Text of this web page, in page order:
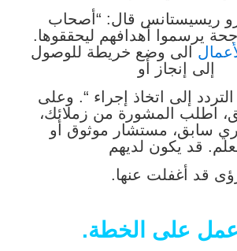
ريسيستانس قال: “أصحاب
يرسموا أهدافهم ليحققوها.
الى وضع خريطة للوصول
إلى إنجاز أو
إلى اتخاذ إجراء “. وعلى
اطلب المشورة من زملائك،
سابق، مستشار
موثوق أو
قد يكون لديهم
قد أغفلت عنها.